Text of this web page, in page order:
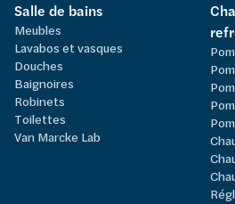
Salle de bains
Meubles
Lavabos et vasques
Douches
Baignoires
Robinets
Toilettes
Van Marcke Lab